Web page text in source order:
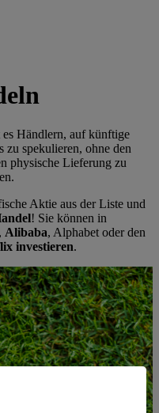
Händlern, auf künftige
zu spekulieren, ohne den
physische Lieferung zu
Aktie aus der Liste und
! Sie können in
, Alibaba, Alphabet oder den
investieren.